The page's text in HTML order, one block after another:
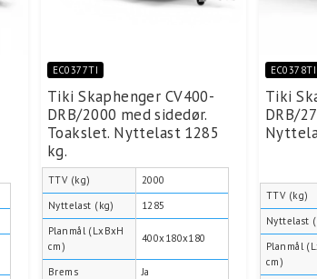
EC0377TI
Tiki Skaphenger CV400-
DRB/2000 med sidedør.
Toakslet. Nyttelast 1285
kg.
TTV (kg)
2000
Nyttelast (kg)
1285
Planmål (LxBxH
cm)
400x180x180
Brems
Ja
EC0378TI
Tiki
DRB/
TTV (kg)
Nyttelast
Planmål
cm)